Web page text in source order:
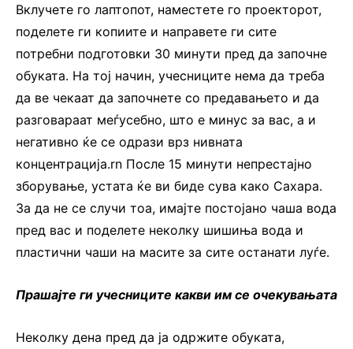
Вклучете го лаптопот, наместете го проекторот,
поделете ги копиите и направете ги сите
потребни подготовки 30 минути пред да започне
обуката. На тој начин, учесниците нема да треба
да ве чекаат да започнете со предавањето и да
разговараат меѓусебно, што е минус за вас, а и
негативно ќе се одрази врз нивната
концентрација.rn После 15 минути непрестајно
зборување, устата ќе ви биде сува како Сахара.
За да не се случи тоа, имајте постојано чаша вода
пред вас и поделете неколку шишиња вода и
пластични чаши на масите за сите останати луѓе.
Прашајте ги учесниците какви им се очекувањата
Неколку дена пред да ја одржите обуката,